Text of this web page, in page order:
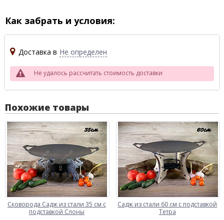
Как забрать и условия:
Доставка в Не определен
Не удалось рассчитать стоимость доставки
Похожие товары
Сковорода Садж из стали 35 см с
подставкой Слоны
Садж из стали 60 см с подставкой
Тетра